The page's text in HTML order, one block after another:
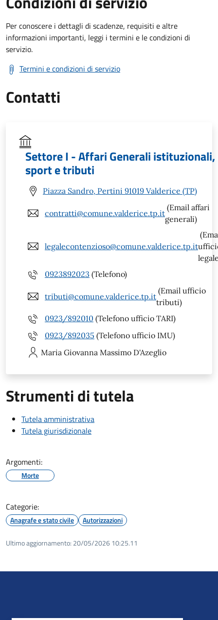
Per conoscere i dettagli di scadenze, requisiti e altre
informazioni importanti, leggi i termini e le condizioni di
servizio.
Termini e condizioni di servizio
Contatti
Settore I - Affari Generali istituzionali,
sport e tributi
Piazza Sandro, Pertini 91019 Valderice (TP)
contratti@comune.valderice.tp.it
(Email affari
generali)
legalecontenzioso@comune.valderice.tp.it
0923892023 (Telefono)
tributi@comune.valderice.tp.it
(Email ufficio
tributi)
0923/892010 (Telefono ufficio TARI)
0923/892035 (Telefono ufficio IMU)
Maria Giovanna Massimo D'Azeglio
Strumenti di tutela
Tutela amministrativa
Tutela giurisdizionale
Argomenti:
Morte
Categorie:
Anagrafe e stato civile Autorizzazioni
Ultimo aggiornamento: 20/05/2026 10:25.11